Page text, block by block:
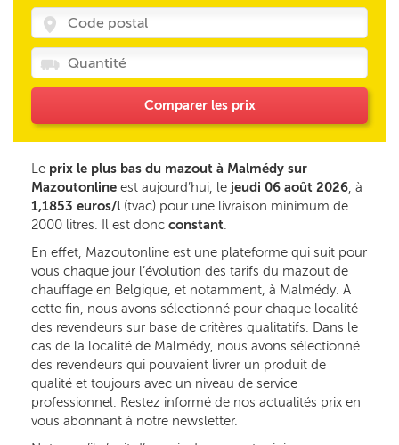
Comparer les prix
Le prix le plus bas du mazout à Malmédy sur
Mazoutonline est aujourd’hui, le jeudi 06 août 2026, à
1,1853 euros/l (tvac) pour une livraison minimum de
2000 litres. Il est donc constant.
En effet, Mazoutonline est une plateforme qui suit pour
vous chaque jour l’évolution des tarifs du mazout de
chauffage en Belgique, et notamment, à Malmédy. A
cette fin, nous avons sélectionné pour chaque localité
des revendeurs sur base de critères qualitatifs. Dans le
cas de la localité de Malmédy, nous avons sélectionné
des revendeurs qui pouvaient livrer un produit de
qualité et toujours avec un niveau de service
professionnel. Restez informé de nos actualités prix en
vous abonnant à notre newsletter.